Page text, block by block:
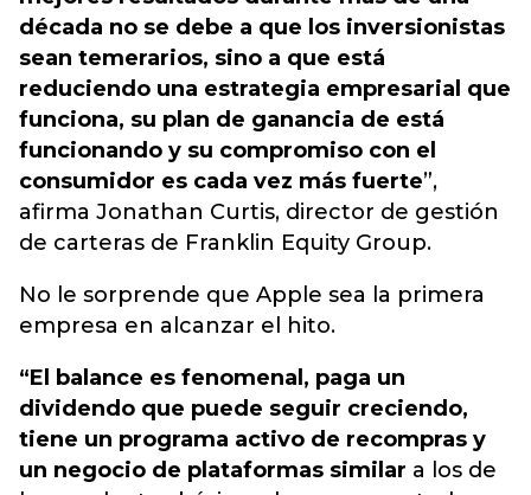
década no se debe a que los inversionistas
sean temerarios, sino a que está
reduciendo una estrategia empresarial que
funciona, su plan de ganancia de está
funcionando y su compromiso con el
consumidor es cada vez más fuerte”,
afirma Jonathan Curtis, director de gestión
de carteras de Franklin Equity Group.
No le sorprende que Apple sea la primera
empresa en alcanzar el hito.
“El balance es fenomenal, paga un
dividendo que puede seguir creciendo,
tiene un programa activo de recompras y
un negocio de plataformas similar a los de